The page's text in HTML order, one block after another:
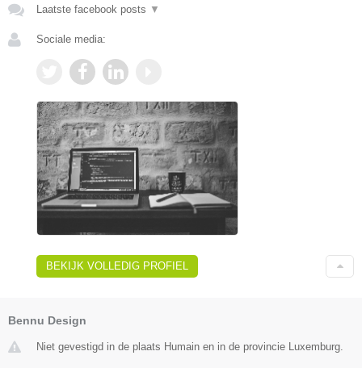
Laatste facebook posts ▼
Sociale media:
BEKIJK VOLLEDIG PROFIEL
Bennu Design
Niet gevestigd in de plaats Humain en in de provincie Luxemburg.